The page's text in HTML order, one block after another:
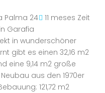
Palma 24
11 meses Zeit
Garafia
in wunderschöner
gibt es einen 32,16 m2
eine 9,14 m2 große
aus den 1970er
121,72 m2